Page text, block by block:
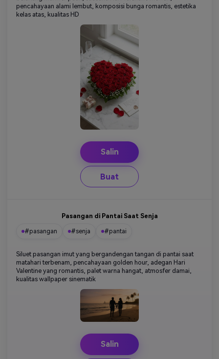
pencahayaan alami lembut, komposisi bunga romantis, estetika
kelas atas, kualitas HD
Salin
Buat
Pasangan di Pantai Saat Senja
#pasangan #senja #pantai
Siluet pasangan imut yang bergandengan tangan di pantai saat
matahari terbenam, pencahayaan golden hour, adegan Hari
Valentine yang romantis, palet warna hangat, atmosfer damai,
kualitas wallpaper sinematik
Salin